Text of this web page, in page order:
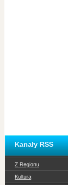
Kanały RSS
Z Regionu
Kultura